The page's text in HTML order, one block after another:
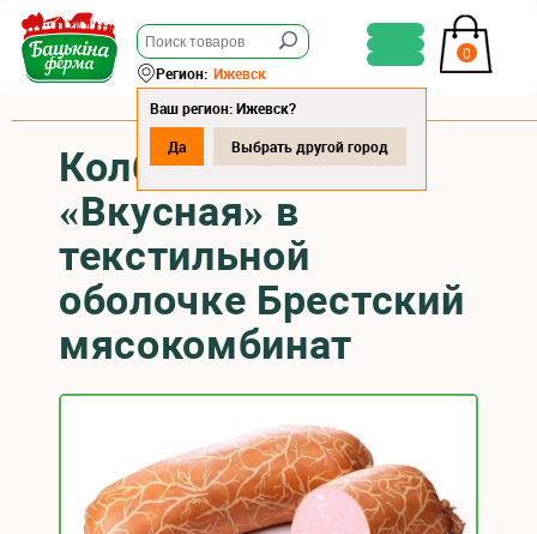
0
Регион: Ижевск
Ваш регион: Ижевск?
Да
Выбрать другой город
Колбаса варёная
«Вкусная» в
текстильной
оболочке Брестский
мясокомбинат